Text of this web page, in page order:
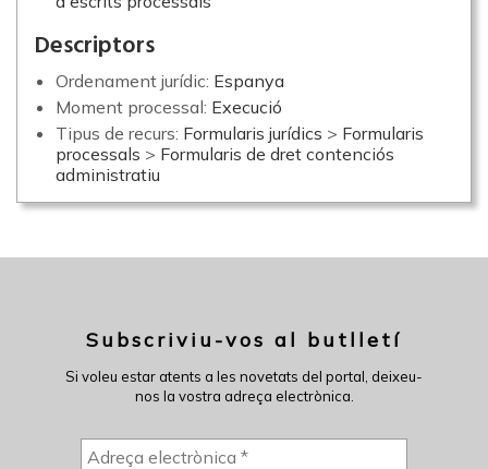
Descriptors
Ordenament jurídic: Espanya
Moment processal: Execució
Tipus de recurs: Formularis jurídics > Formularis
processals > Formularis de dret contenciós
administratiu
Subscriviu-vos al butlletí
Si voleu estar atents a les novetats del portal, deixeu-
nos la vostra adreça electrònica.